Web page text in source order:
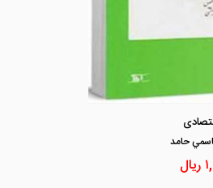
حامد
ریال